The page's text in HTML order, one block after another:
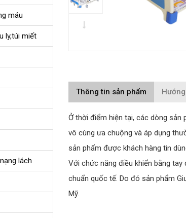
Thông tin sản phẩm
Ở thời điểm hiện tại, các dòng sản
vô cùng ưa chuộng và áp dụng
sản phẩm được khách hàng tin
Với chức năng điều khiển bằng
chuẩn quốc tế. Do đó sản phẩm
Mỹ.
máu
ly,túi miết
lách